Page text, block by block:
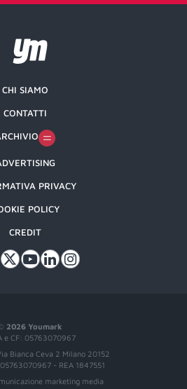
2026 Youmark
e CF: 05763070967
Bianca Ceva 2 Milano 20152
05763070967 - REA 1847551
marketing media
CHI SIAMO
CONTATTI
PRIVACY
POLICY
CREDIT